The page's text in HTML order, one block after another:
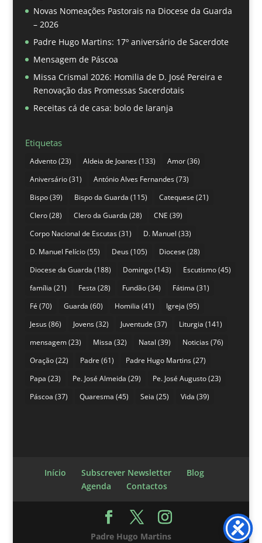
Novas Nomeações Pastorais na Diocese da Guarda
– 2026
Padre Hugo Martins: 17º aniversário de Sacerdote
Mensagem de Páscoa
Missa Crismal 2026: Homilia de D. José Pereira e
Renovação das Promessas Sacerdotais
Receitas cá de casa: bolo de laranja
Etiquetas
Advento(23) Aldeia de Joanes(133) Amor(36)
Aniversário(31) António Alves Fernandes(73)
Bispo(39) Bispo da Guarda (115) Catequese (21)
Clero(28) Clero da Guarda (28) CNE (39)
Corpo Nacional de Escutas(31) D. Manuel (33)
D. Manuel Felício(55) Deus(105) Diocese (28)
Diocese da Guarda (188) Domingo(143) Escutismo(45)
família (21) Festa (28) Fundão(34) Fátima (31)
Fé (70) Guarda (60) Homilia (41) Igreja (95)
Jesus(86) Jovens(32) Juventude (37) Liturgia (141)
mensagem(23) Missa (32) Natal (39) Noticias(76)
Oração(22) Padre (61) Padre Hugo Martins(27)
Papa (23) Pe. José Almeida (29) Pe. José Augusto(23)
Páscoa (37) Quaresma (45) Seia (25) Vida (39)
Início Subscrever Newsletter
Blog
Agenda
Contactos
Padre Hugo Martins